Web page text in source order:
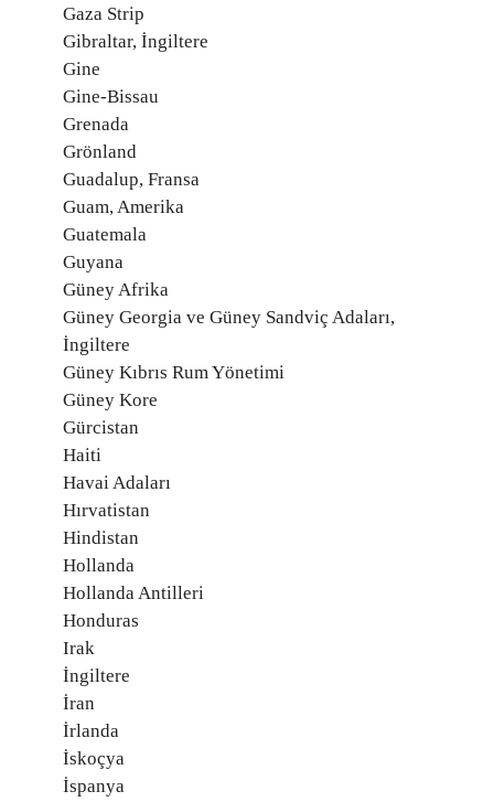
Gaza Strip
Gibraltar, İngiltere
Gine
Gine-Bissau
Grenada
Grönland
Guadalup, Fransa
Guam, Amerika
Guatemala
Guyana
Güney Afrika
Güney Georgia ve Güney Sandviç Adaları,
İngiltere
Güney Kıbrıs Rum Yönetimi
Güney Kore
Gürcistan
Haiti
Havai Adaları
Hırvatistan
Hindistan
Hollanda
Hollanda Antilleri
Honduras
Irak
İngiltere
İran
İrlanda
İskoçya
İspanya